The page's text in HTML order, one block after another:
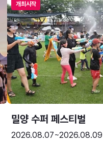
개최시작
밀양 수퍼 페스티벌
2026.08.07~2026.08.09